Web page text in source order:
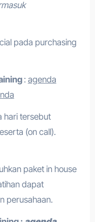
pada purchasing
: agenda
hari tersebut
(on call).
paket in house
dapat
perusahaan.